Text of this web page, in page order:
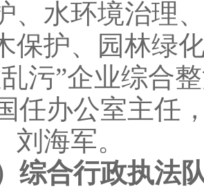
、水环境治理
保护、园林绿
污”企业综合
任办公室主任
刘海军。
综合行政执法